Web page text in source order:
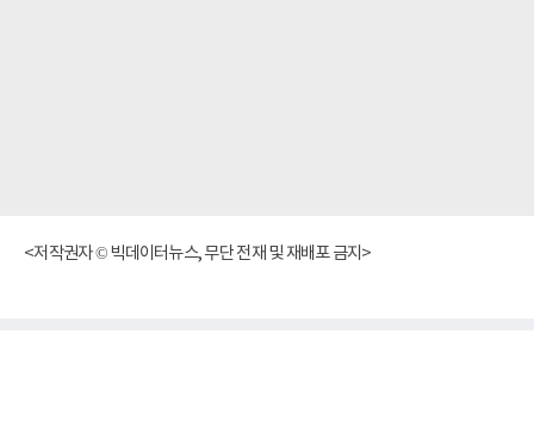
<저작권자 © 빅데이터뉴스, 무단 전재 및 재배포 금지>